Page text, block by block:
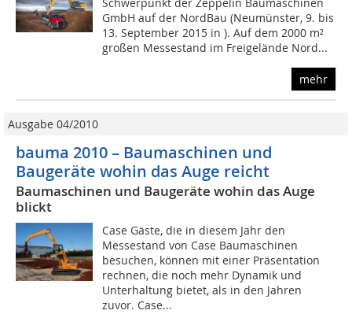
Schwerpunkt der Zeppelin Baumaschinen
GmbH auf der NordBau (Neumünster, 9. bis
13. September 2015 in ). Auf dem 2000 m²
großen Messestand im Freigelände Nord...
mehr
Ausgabe 04/2010
bauma 2010 – Baumaschinen und
Baugeräte wohin das Auge reicht
Baumaschinen und Baugeräte wohin das Auge
blickt
Case Gäste, die in diesem Jahr den
Messestand von Case Baumaschinen
besuchen, können mit einer Präsentation
rechnen, die noch mehr Dynamik und
Unterhaltung bietet, als in den Jahren
zuvor. Case...